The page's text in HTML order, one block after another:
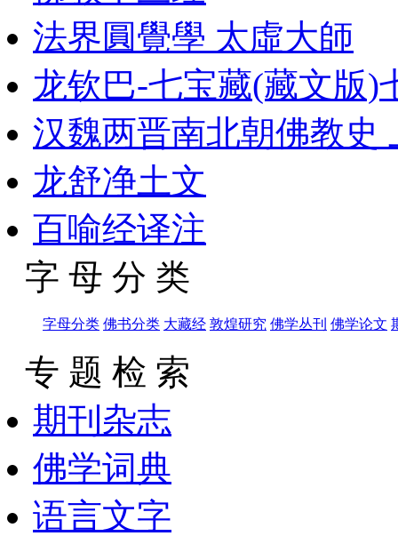
法界圓覺學 太虛大師
龙钦巴-七宝藏(藏文版)
汉魏两晋南北朝佛教史
龙舒净土文
百喻经译注
字 母 分 类
字母分类 佛书分类 大藏经 敦煌研究 佛学丛刊 佛学论文
专 题 检 索
期刊杂志
佛学词典
语言文字